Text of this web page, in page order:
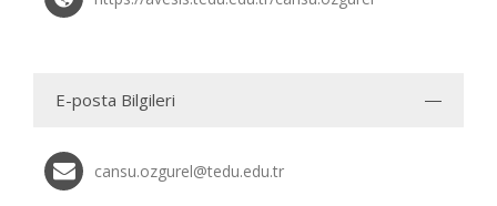
E-posta Bilgileri
cansu.ozgurel@tedu.edu.tr